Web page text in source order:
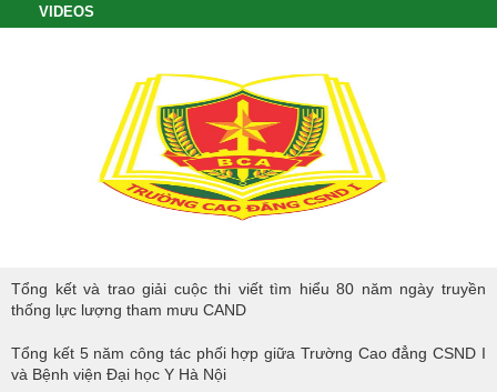
VIDEOS
lực lượng tham mưu CAND
Tổng kết và trao giải cuộc thi viết tìm hiểu 80 năm ngày truyền
thống lực lượng tham mưu CAND
Tổng kết 5 năm công tác phối hợp giữa Trường Cao đẳng CSND I
và Bệnh viện Đại học Y Hà Nội